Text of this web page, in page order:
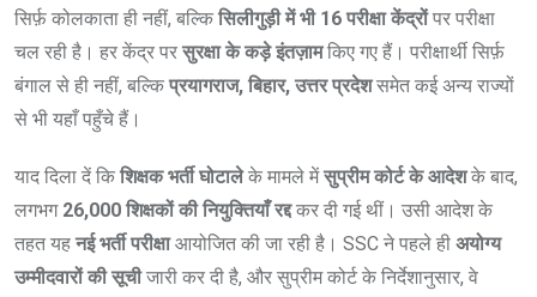
सिर्फ़ कोलकाता ही नहीं, बल्कि सिलीगुड़ी में भी 16 परीक्षा केंद्रोंपर परीक्षा
चल रही है। हर केंद्र पर सुरक्षा के कड़े इंतज़ामकिए गए हैं। परीक्षार्थी सिर्फ़
बंगाल से ही नहीं, बल्कि प्रयागराज, बिहार, उत्तर प्रदेशसमेत कई अन्य राज्यों
से भी यहाँ पहुँचे हैं।
याद दिला दें कि शिक्षक भर्ती घोटालेके मामले मेंसुप्रीम कोर्ट के आदेशके बाद,
लगभग 26,000 शिक्षकों की नियुक्तियाँ रद्दकर दी गई थीं। उसी आदेश के
तहत यह नई भर्ती परीक्षाआयोजित की जा रही है। SSC ने पहले ही अयोग्य
उम्मीदवारों की सूचीजारी कर दी है, और सुप्रीम कोर्ट के निर्देशानुसार, वे